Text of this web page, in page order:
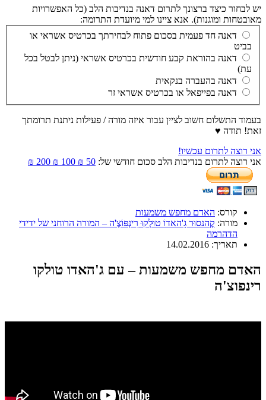
יש לבחור כיצד ברצונך לתרום דאנה בנדיבות הלב (כל האפשרויות
מאובטחות ומוגנות). אנא ציינו למי מיועדת התרומה:
דאנה חד פעמית בסכום פתוח לבחירתך בכרטיס אשראי או
בביט
דאנה בהוראת קבע חודשית בכרטיס אשראי (ניתן לבטל בכל
עת)
דאנה בהעברה בנקאית
דאנה בפייפאל או בכרטיס אשראי זר
בעמוד התשלום חשוב לציין עבור איזה מורה / פעילות ניתנת תרומתך
זאת! תודה ♥
אני רוצה לתרום עכשיו!
אני רוצה לתרום בנדיבות הלב סכום חודשי של: 50 ₪
100 ₪
200 ₪
קורס: האדם מחפש משמעות
מורה: קֶהנסוּר גָ'האדוֹ טוּלְקוּ רִינְפּוֹצֶ'ה – המורה הרוחני של ידידי
הדהרמה
תאריך:
האדם מחפש משמעות – עם ג'האדו טולקו
רינפוצ'ה